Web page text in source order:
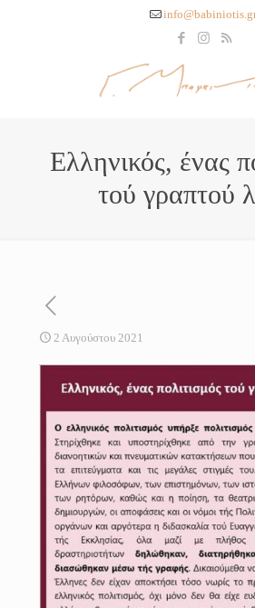
Ελληνικός, ένας
τού γραπτού
2 Αυγούστου 2021